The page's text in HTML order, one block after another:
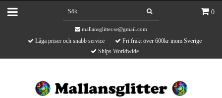
0
mallansglitter.se@gmail.com
Låga priser och snabb service
Fri frakt över 600kr inom Sverige
Ships Worldwide